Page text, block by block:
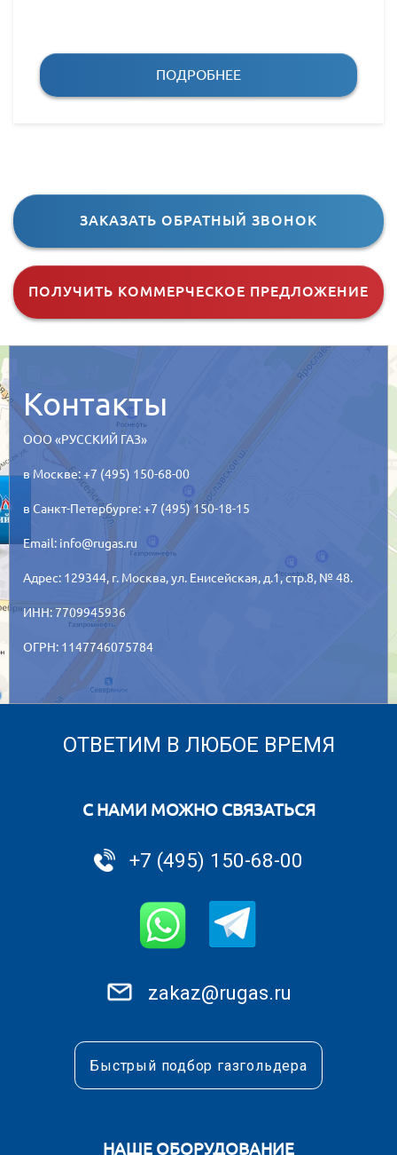
ПОДРОБНЕЕ
ЗАКАЗАТЬ ОБРАТНЫЙ ЗВОНОК
ПОЛУЧИТЬ КОММЕРЧЕСКОЕ ПРЕДЛОЖЕНИЕ
Контакты
ООО «РУССКИЙ ГАЗ»
в Москве: +7 (495) 150-68-00
в Санкт-Петербурге: +7 (495) 150-18-15
Email: info@rugas.ru
Адрес: 129344, г. Москва,ул. Енисейская, д.1, стр.8, № 48.
ИНН: 7709945936
ОГРН: 1147746075784